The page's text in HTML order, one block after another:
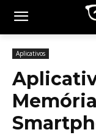
Aplicativos